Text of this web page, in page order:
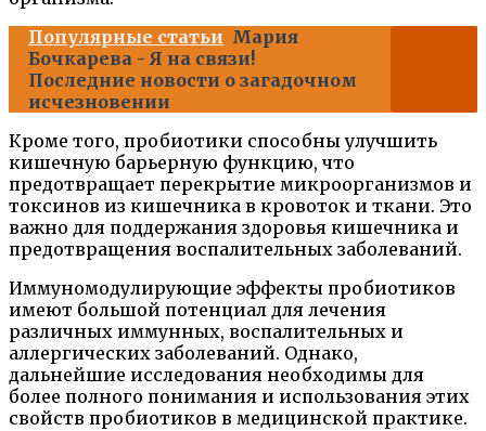
Популярные статьи Мария
Бочкарева - Я на связи!
Последние новости о загадочном
исчезновении
Кроме того, пробиотики способны улучшить
кишечную барьерную функцию, что
предотвращает перекрытие микроорганизмов и
токсинов из кишечника в кровоток и ткани. Это
важно для поддержания здоровья кишечника и
предотвращения воспалительных заболеваний.
Иммуномодулирующие эффекты пробиотиков
имеют большой потенциал для лечения
различных иммунных, воспалительных и
аллергических заболеваний. Однако,
дальнейшие исследования необходимы для
более полного понимания и использования этих
свойств пробиотиков в медицинской практике.